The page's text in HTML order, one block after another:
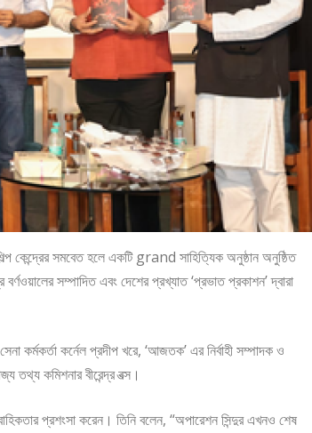
শিল্প কেন্দ্রের সমবেত হলে একটি grand সাহিত্যিক অনুষ্ঠান অনুষ্ঠিত
বর্ণওয়ালের সম্পাদিত এবং দেশের প্রখ্যাত ‘প্রভাত প্রকাশন’ দ্বারা
কর্মকর্তা কর্নেল প্রদীপ খরে, ‘আজতক’ এর নির্বাহী সম্পাদক ও
কমিশনার বীরেন্দ্র বত্স।
প্রশংসা করেন। তিনি বলেন, “অপারেশন সিন্দুর এখনও শেষ